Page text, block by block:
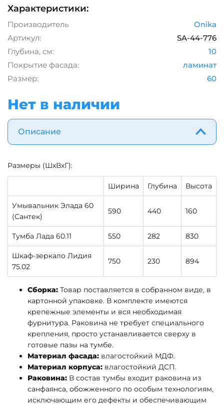
Характеристики:
Производитель
Onika
Артикул:
SA-44-776
Глубина, см:
10
Покрытие фасада:
ламинат
Размер:
60
Нет в наличии
Описание
Размеры (ШхВхГ):
Ширина Глубина Высота
Умывальник Элада 60
(Сантек)
590 440 160
Тумба Лада 60.11 550 282 830
Шкаф-зеркало Лидия
75.02
750 230 894
Сборка: Товар поставляется в собранном виде, в
картонной упаковке. В комплекте имеются
крепежные элементы и вся необходимая
фурнитура. Раковина не требует специального
крепления, просто устанавливается сверху в
готовые пазы на тумбе.
Материал фасада: влагостойкий МДФ.
Материал корпуса: влагостойкий ДСП.
Раковина: В состав тумбы входит раковина из
санфаянса, обожженного по особым технологиям,
исключающим его дефекты и обеспечивающим